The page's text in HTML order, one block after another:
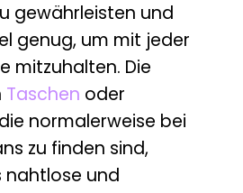
gewährleisten und
genug, um mit jeder
mitzuhalten. Die
Taschen oder
normalerweise bei
zu finden sind,
und